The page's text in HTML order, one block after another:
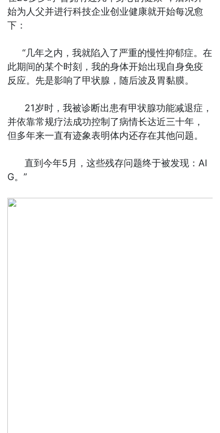
始为人父并进行科技企业创业健康就开始每况愈
下：
“几年之内，我就陷入了严重的慢性抑郁症。在
此期间的某个时刻，我的身体开始出现自身免疫
反应。先是影响了甲状腺，随后波及胃黏膜。
21岁时，我被诊断出患有甲状腺功能减退症，
并依靠常规疗法成功控制了病情长达近三十年，
但多年来一直有迹象表明体内还存在其他问题。
直到今年5月，这些残存问题终于被发现：AI
G。”